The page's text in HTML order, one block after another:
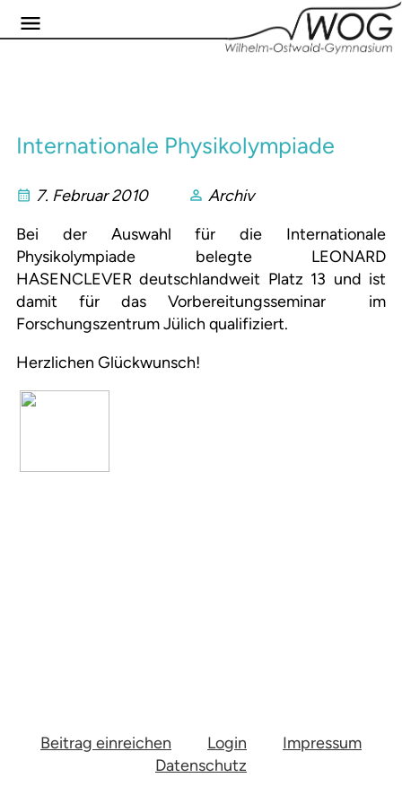
Internationale Physikolympiade
7. Februar 2010
Archiv
Bei der Auswahl für die Internationale
Physikolympiade belegte LEONARD
HASENCLEVER deutschlandweit Platz 13 und ist
damit für das Vorbereitungsseminar im
Forschungszentrum Jülich qualifiziert.
Herzlichen Glückwunsch!
Beitrag einreichen Login
Impressum
Datenschutz